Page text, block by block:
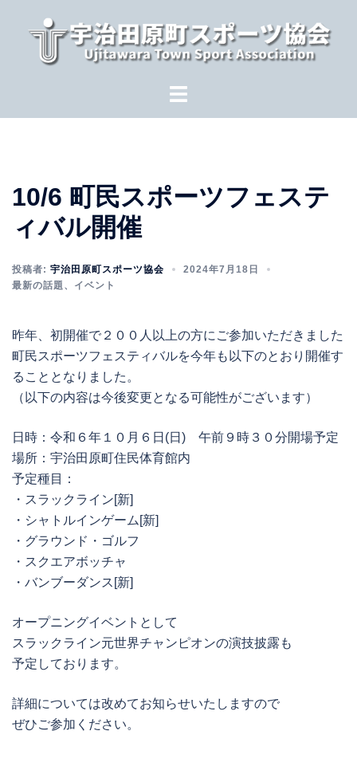
10/6 町民スポーツフェステ
ィバル開催
投稿者: 宇治田原町スポーツ協会
2024年7月18日
最新の話題 、 イベント
昨年、初開催で２００人以上の方にご参加いただきました
町民スポーツフェスティバルを今年も以下のとおり開催す
ることとなりました。
（以下の内容は今後変更となる可能性がございます）
日時：令和６年１０月６日(日) 午前９時３０分開場予定
場所：宇治田原町住民体育館内
予定種目：
・スラックライン[新]
・シャトルインゲーム[新]
・グラウンド・ゴルフ
・スクエアボッチャ
・バンブーダンス[新]
オープニングイベントとして
スラックライン元世界チャンピオンの演技披露も
予定しております。
詳細については改めてお知らせいたしますので
ぜひご参加ください。